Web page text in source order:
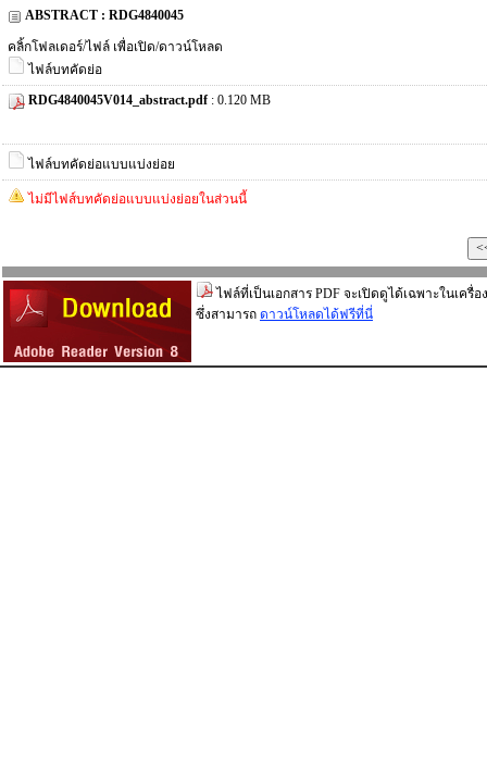
ABSTRACT : RDG4840045
คลิ้กโฟลเดอร์/ไฟล์ เพื่อเปิด/ดาวน์โหลด
ไฟล์บทคัดย่อ
RDG4840045V014_abstract.pdf : 0.120 MB
ไฟล์บทคัดย่อแบบแบ่งย่อย
ไม่มีไฟส์บทคัดย่อแบบแบ่งย่อยในส่วนนี้
ไฟล์ที่เป็นเอกสาร PDF จะเปิดดูได้เฉพาะในเครื่อ
ซึ่งสามารถ ดาวน์โหลดได้ฟรีที่นี่